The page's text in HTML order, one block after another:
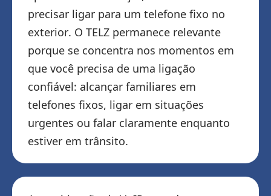
precisar ligar para um telefone fixo no
exterior. O TELZ permanece relevante
porque se concentra nos momentos em
que você precisa de uma ligação
confiável: alcançar familiares em
telefones fixos, ligar em situações
urgentes ou falar claramente enquanto
estiver em trânsito.